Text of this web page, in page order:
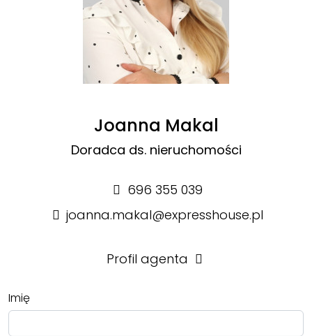
Joanna Makal
Doradca ds. nieruchomości
696 355 039
joanna.makal@expresshouse.pl
Profil agenta
Imię